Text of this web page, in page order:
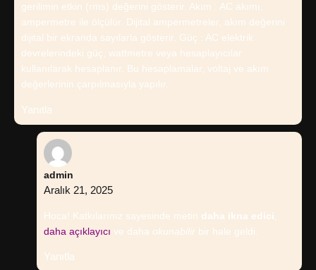
gerilimin etkin (rms) değerini gösterir. Akım : AC akımı,
ampermetre ile ölçülür. Dijital ampermetreler, akım değerini
dijital bir ekranda sayılarla gösterir. Güç : AC elektrik
devrelerindeki güç, wattmetre veya hesaplayıcılar
kullanılarak hesaplanır. Bu hesaplamalar, voltaj ve akım
değerlerinin çarpılmasıyla yapılır.
Yanıtla
admin
Aralık 21, 2025
Hoca! Katkılarınız sayesinde metin daha ikna edici
daha açıklayıcı ve daha okunabilir bir hale geldi.
Yanıtla